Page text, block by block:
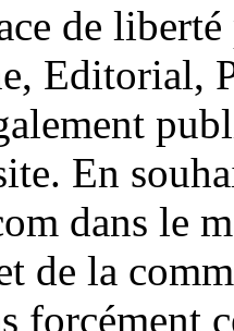
de
Editorial,
En
dans le
de la
forcément